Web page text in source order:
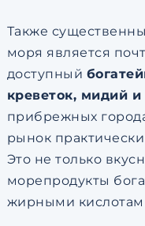
Также
моря является
доступный
креветок, мидий
прибрежных
рынок
Это не только
морепродукты
жирными